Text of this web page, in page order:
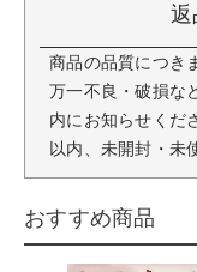
返
商品の品質につき
万一不良・破損な
内にお知らせくだ
以内、未開封・未
おすすめ商品